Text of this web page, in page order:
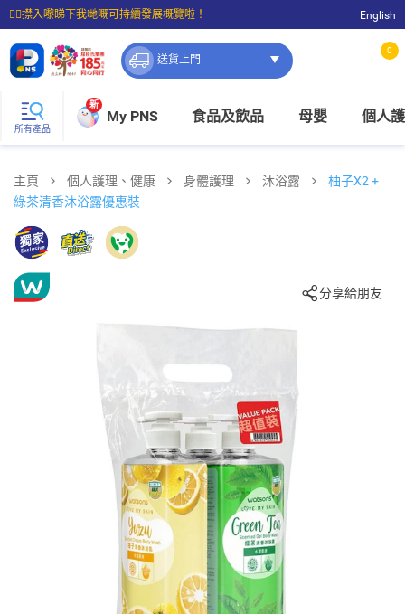
☝🏼㩒入嚟睇下我哋嘅可持續發展概覽啦！
⭐購物滿$399即享免費送貨；滿$100即可免費店取。
English
送貨上門
0
所有產品
新
My PNS 食品及飲品 母嬰 個人
主頁 個人護理、健康 身體護理 沐浴露
柚子X2 +
綠茶清香沐浴露優惠裝
分享給朋友